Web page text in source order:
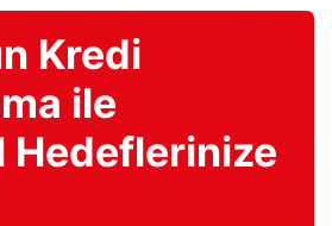
Kredi
ile
Hedeflerinize